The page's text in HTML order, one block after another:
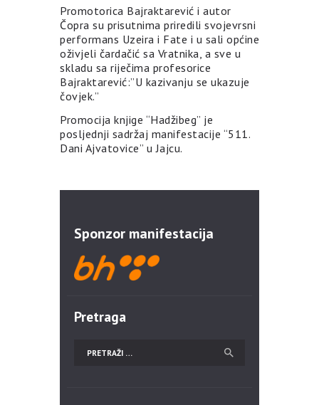
Promotorica Bajraktarević i autor
Čopra su prisutnima priredili svojevrsni
performans Uzeira i Fate i u sali općine
oživjeli čardačić sa Vratnika, a sve u
skladu sa riječima profesorice
Bajraktarević:”U kazivanju se ukazuje
čovjek.”
Promocija knjige “Hadžibeg” je
posljednji sadržaj manifestacije “511.
Dani Ajvatovice” u Jajcu.
Sponzor manifestacija
Pretraga